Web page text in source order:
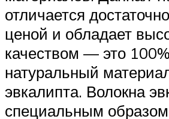
отличается
ценой и обладает
качеством — это 100%
натуральный
эвкалипта. Волокна
специальным образом